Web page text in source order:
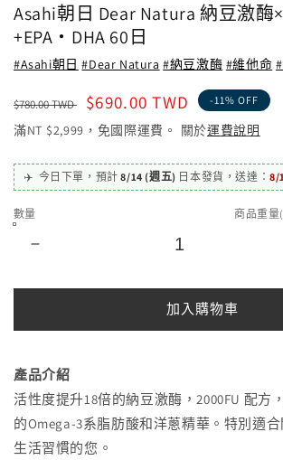
Asahi朝日 Dear Natura 納豆激酶
+EPA・DHA 60日
#Asahi朝日 #Dear Natura #納豆激酶 #維他命
定
價
$780.00 TWD
售
價
$690.00 TWD -11% OFF
滿NT $2,999，免國際運費。 關於運費說明
✈️ 今日下單， 預計8/14 (週五) 日本發貨 ，送達：8/
數量 商品重量
Natura
豆
激
酶
×α-
加入購物車
產品介紹
活性度提升18倍的納豆激酶，2000FU 配方
的Omega-3系脂肪酸和洋蔥精華。特別適
生活習慣的您。